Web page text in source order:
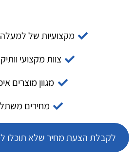
מקצועיות של למעלה מ-
צוות מקצועי
מגוון מוצרים
מחירים
לקבלת הצעת מחיר שלא תוכלו